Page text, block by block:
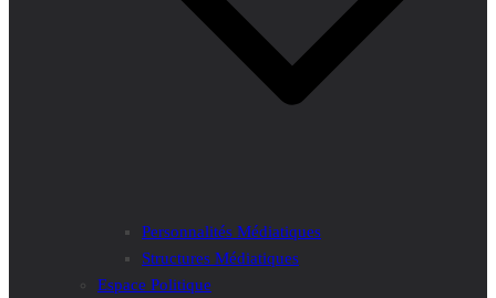
Personnalités Médiatiques
Structures Médiatiques
Espace Politique